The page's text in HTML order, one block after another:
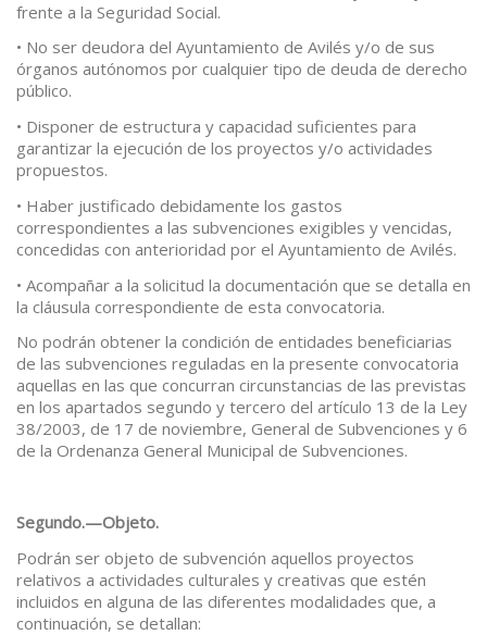
frente a la Seguridad Social.
• No ser deudora del Ayuntamiento de Avilés y/o de sus
órganos autónomos por cualquier tipo de deuda de derecho
público.
• Disponer de estructura y capacidad suficientes para
garantizar la ejecución de los proyectos y/o actividades
propuestos.
• Haber justificado debidamente los gastos
correspondientes a las subvenciones exigibles y vencidas,
concedidas con anterioridad por el Ayuntamiento de Avilés.
• Acompañar a la solicitud la documentación que se detalla en
la cláusula correspondiente de esta convocatoria.
No podrán obtener la condición de entidades beneficiarias
de las subvenciones reguladas en la presente convocatoria
aquellas en las que concurran circunstancias de las previstas
en los apartados segundo y tercero del artículo 13 de la Ley
38/2003, de 17 de noviembre, General de Subvenciones y 6
de la Ordenanza General Municipal de Subvenciones.
Segundo.—Objeto.
Podrán ser objeto de subvención aquellos proyectos
relativos a actividades culturales y creativas que estén
incluidos en alguna de las diferentes modalidades que, a
continuación, se detallan: